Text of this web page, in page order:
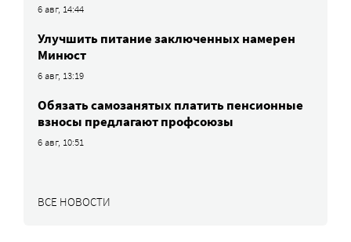
6 авг, 14:44
Улучшить питание заключенных намерен
Минюст
6 авг, 13:19
Обязать самозанятых платить пенсионные
взносы предлагают профсоюзы
6 авг, 10:51
ВСЕ НОВОСТИ